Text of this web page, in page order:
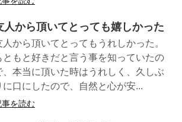
人から頂いてとっても嬉しかった
人から頂いてとってもうれしかった。
ともと好きだと言う事を知っていたの
、本当に頂いた時はうれしく、久しぶ
に口にしたので、自然と心が安...
事を読む